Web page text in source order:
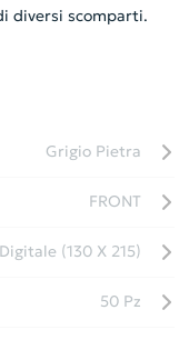
diversi scomparti.
Grigio Pietra
FRONT
(130 X 215)
50 Pz